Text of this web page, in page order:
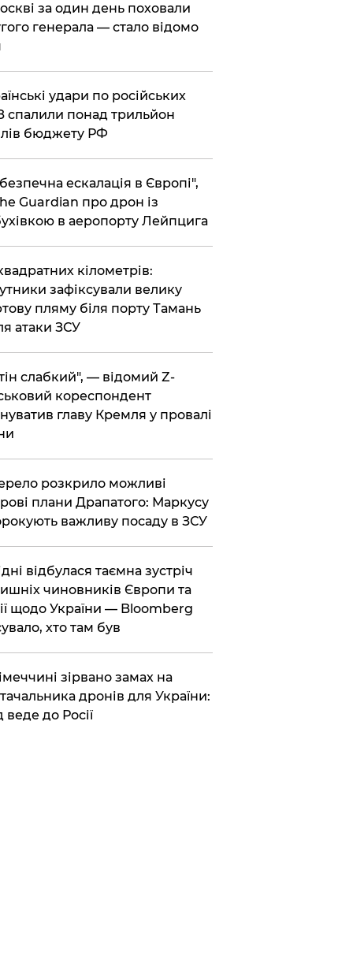
за один день поховали
генерала — стало відомо
удари по російських
спалили понад трильйон
бюджету РФ
ескалація в Європі",
Guardian про дрон із
в аеропорту Лейпцига
кілометрів:
зафіксували велику
пляму біля порту Тамань
атаки ЗСУ
слабкий", — відомий Z-
кореспондент
главу Кремля у провалі
розкрило можливі
плани Драпатого: Маркусу
важливу посаду в ЗСУ
відбулася таємна зустріч
чиновників Європи та
щодо України — Bloomberg
хто там був
зірвано замах на
дронів для України:
веде до Росії